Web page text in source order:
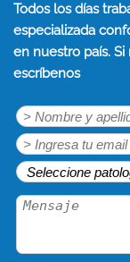
Todos los días
especializada
en nuestro país.
escríbenos